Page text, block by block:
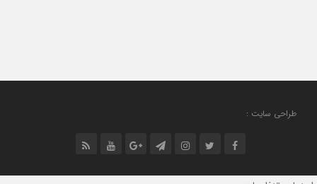
طراحی سایت :